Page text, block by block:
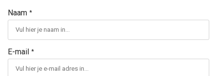
Naam *
E-mail *